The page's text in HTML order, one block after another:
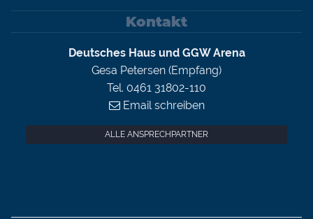
Kontakt
Deutsches Haus und GGW Arena
Gesa Petersen (Empfang)
Tel. 0461 31802-110
Email schreiben
ALLE ANSPRECHPARTNER